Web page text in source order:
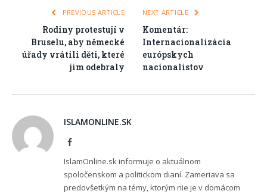
PREVIOUS ARTICLE
Rodiny protestují v
Bruselu, aby německé
úřady vrátili děti, které
jim odebraly
NEXT ARTICLE
Komentár:
Internacionalizácia
európskych
nacionalistov
ISLAMONLINE.SK
Facebook
IslamOnline.sk informuje o aktuálnom
spoločenskom a politickom dianí. Zameriava sa
predovšetkým na témy, ktorým nie je v domácom